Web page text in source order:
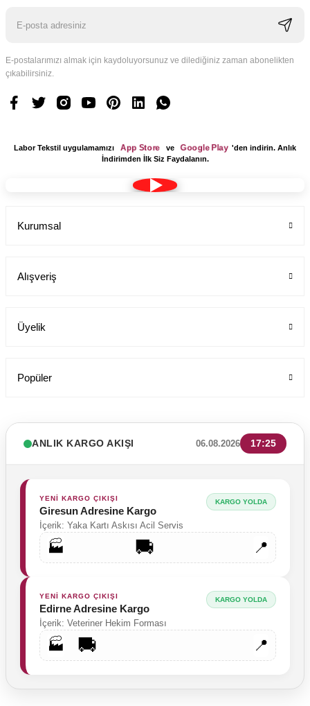
E-postalarımızı almak için kaydoluyorsunuz ve dilediğiniz zaman abonelikten
çıkabilirsiniz.
Labor Tekstil uygulamamızı App Store ve Google Play 'den indirin. Anlık
İndirimden İlk Siz Faydalanın.
Kurumsal
Alışveriş
Üyelik
Popüler
ANLIK KARGO AKIŞI 06.08.2026 17:25
YENİ KARGO ÇIKIŞI
Giresun Adresine Kargo
İçerik: Yaka Kartı Askısı Acil Servis
KARGO YOLDA
🏭 🚚 📍
YENİ KARGO ÇIKIŞI
Edirne Adresine Kargo
İçerik: Veteriner Hekim Forması
KARGO YOLDA
🏭 🚚 📍